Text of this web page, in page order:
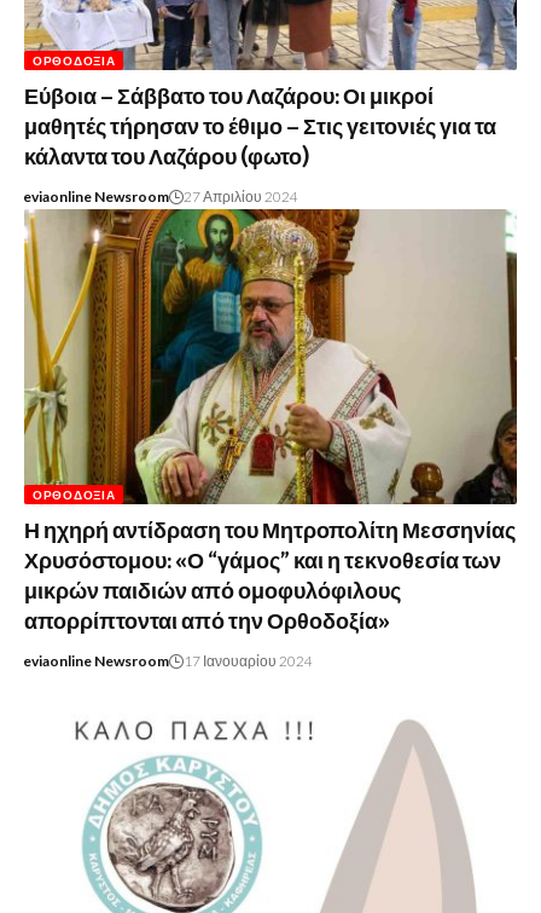
ΟΡΘΟΔΟΞΊΑ
Εύβοια – Σάββατο του Λαζάρου: Οι μικροί
μαθητές τήρησαν το έθιμο – Στις γειτονιές για τα
κάλαντα του Λαζάρου (φωτο)
eviaonline Newsroom 27 Απριλίου 2024
ΟΡΘΟΔΟΞΊΑ
Η ηχηρή αντίδραση του Μητροπολίτη Μεσσηνίας
Χρυσόστομου: «Ο “γάμος” και η τεκνοθεσία των
μικρών παιδιών από ομοφυλόφιλους
απορρίπτονται από την Ορθοδοξία»
eviaonline Newsroom 17 Ιανουαρίου 2024